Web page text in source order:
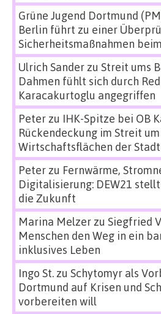
Grüne Jugend Dortmund
Berlin führt zu einer
Sicherheitsmaßnahmen
Ulrich Sanderzu Streit ums
Dahmen fühlt sich durch
Karacakurtoglu angegriffen
Peterzu IHK-Spitze bei OB
Rückendeckung im Streit
Wirtschaftsflächen der Stadt
Peterzu Fernwärme,
Digitalisierung: DEW21
die Zukunft
Marina Melzerzu Siegfried
Menschen den Weg in ein
inklusives Leben
Ingo St.zu Schytomyr als
Dortmund auf Krisen und
vorbereiten will